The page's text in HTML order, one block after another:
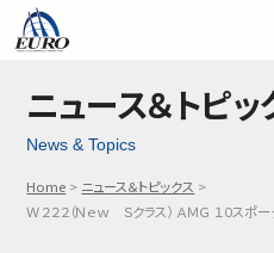
メール問い合わせ
03-5674-7742
ニュース＆トピッ
News & Topics
Home
ニュース＆トピックス
Ｗ２２２（Ｎｅｗ Ｓクラス） ＡＭＧ １０ス